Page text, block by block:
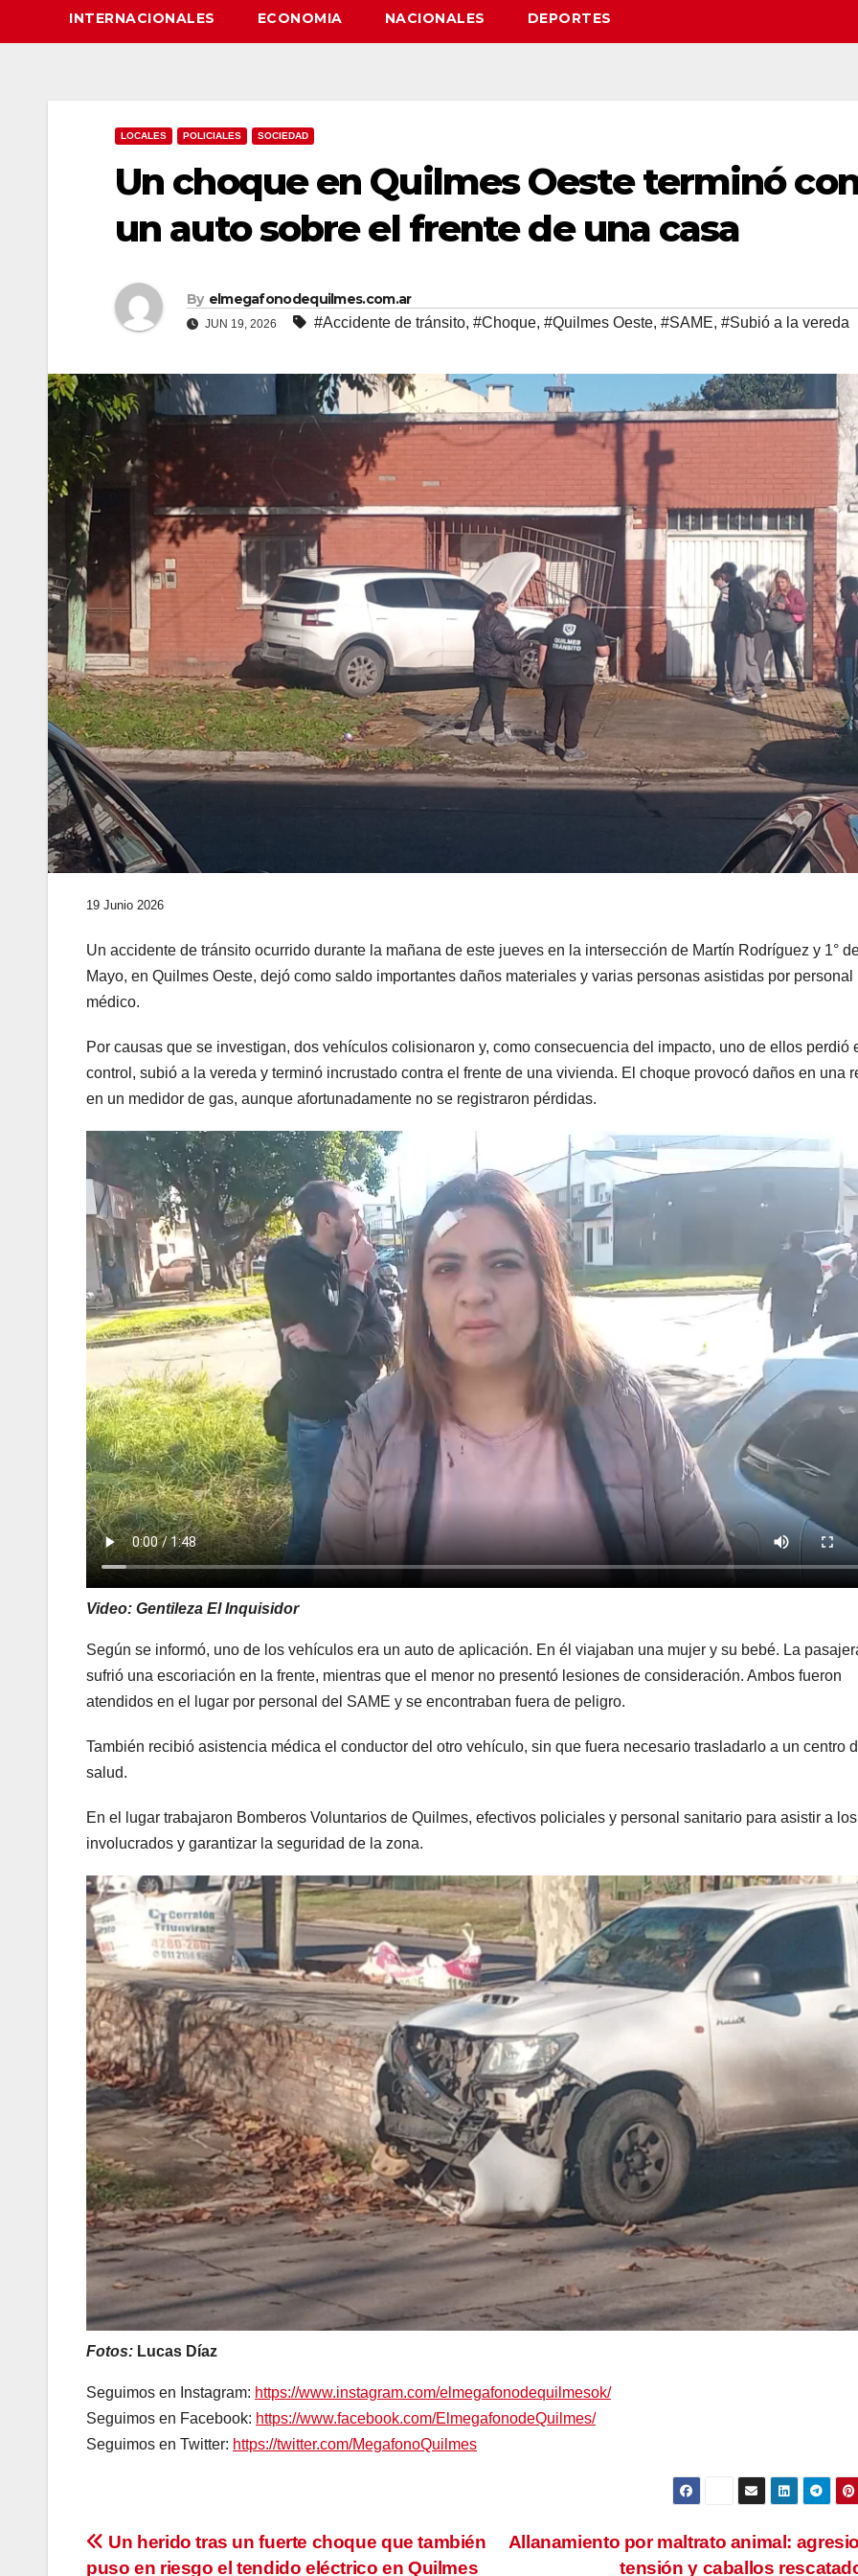
INTERNACIONALES ECONOMIA NACIONALES DEPORTES
LOCALES POLICIALES SOCIEDAD
Un choque en Quilmes Oeste terminó
un auto sobre el frente de una casa
By elmegafonodequilmes.com.ar
JUN 19, 2026 #Accidente de tránsito, #Choque, #Quilmes Oeste, #SAME, #Subió a la vereda
19 Junio 2026
Un accidente de tránsito ocurrido durante la mañana de este jueves en la intersección de Martín Rodríguez y 1°
Mayo, en Quilmes Oeste, dejó como saldo importantes daños materiales y varias personas asistidas por personal
médico.
Por causas que se investigan, dos vehículos colisionaron y, como consecuencia del impacto, uno de ellos perdió
control, subió a la vereda y terminó incrustado contra el frente de una vivienda. El choque provocó daños en una
en un medidor de gas, aunque afortunadamente no se registraron pérdidas.
Video: Gentileza El Inquisidor
Según se informó, uno de los vehículos era un auto de aplicación. En él viajaban una mujer y su bebé. La
sufrió una escoriación en la frente, mientras que el menor no presentó lesiones de consideración. Ambos fueron
atendidos en el lugar por personal del SAME y se encontraban fuera de peligro.
También recibió asistencia médica el conductor del otro vehículo, sin que fuera necesario trasladarlo a un centro
salud.
En el lugar trabajaron Bomberos Voluntarios de Quilmes, efectivos policiales y personal sanitario para asistir a los
involucrados y garantizar la seguridad de la zona.
Fotos: Lucas Díaz
Seguimos en Instagram: https://www.instagram.com/elmegafonodequilmesok/
Seguimos en Facebook: https://www.facebook.com/ElmegafonodeQuilmes/
Seguimos en Twitter: https://twitter.com/MegafonoQuilmes
Navegación
Allanamiento por maltrato animal:
tensión y caballos
Un herido tras un fuerte choque que también
puso en riesgo el tendido eléctrico en Quilmes